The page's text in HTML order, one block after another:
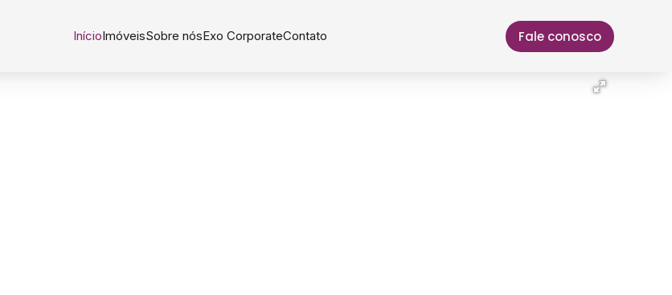
Fale conosco
Contato
Exo Corporate
Sobre nós
Imóveis
Início